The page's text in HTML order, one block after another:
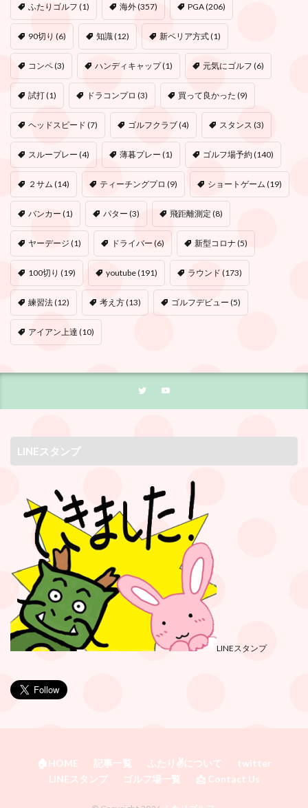
ふたりゴルフ (1) 海外(357) PGA(206)
90切り (6) 知識(12) 新ペリア方式(1)
コンペ(3) ハンディキャップ(1) 元気にゴルフ (6)
試打(1) ドラコンプロ (3) 買って良かった (9)
ヘッドスピード (7) ゴルフクラブ(4) スタンス (3)
スループレー (4) 薄暮プレー (1) ゴルフ場予約(140)
２サム (14) ティーチングプロ (9) ショートゲーム (19)
バンカー (1) パター (3) 飛距離測定 (8)
ヤーデージ (1) ドライバー (6) 新型コロナ (5)
100切り (19) youtube(191) ラウンド (173)
練習法(12) 考え方(13) ゴルフデビュー (5)
アイアン上達 (10)
LINEスタンプ
LINEスタンプ
🏠HOME 記事一覧 ふたり✌️について
twitter
LINEスタンプ
ゴルフ場一覧 📩 Contact Us